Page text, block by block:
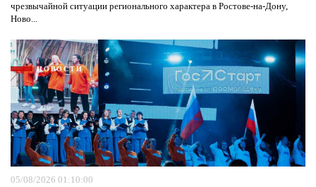
чрезвычайной ситуации регионального характера в Ростове-на-Дону,
Ново...
НОВОСТИ
05/08/2026 01:10:00